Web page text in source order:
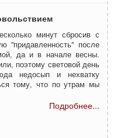
минут сбросив с
"придавленность" после
да и в начале весны.
поэтому световой день
недосып и нехватку
тому, что по утрам мы
Подробнее...